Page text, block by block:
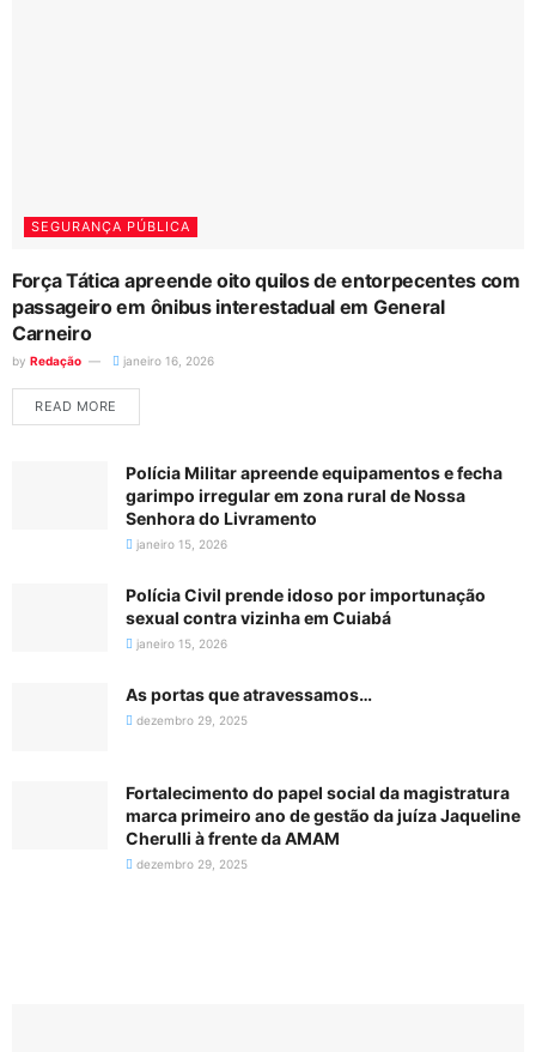
SEGURANÇA PÚBLICA
Força Tática apreende oito quilos de entorpecentes com
passageiro em ônibus interestadual em General
Carneiro
by Redação janeiro 16, 2026
READ MORE
Polícia Militar apreende equipamentos e fecha
garimpo irregular em zona rural de Nossa
Senhora do Livramento
janeiro 15, 2026
Polícia Civil prende idoso por importunação
sexual contra vizinha em Cuiabá
janeiro 15, 2026
As portas que atravessamos…
dezembro 29, 2025
Fortalecimento do papel social da magistratura
marca primeiro ano de gestão da juíza Jaqueline
Cherulli à frente da AMAM
dezembro 29, 2025